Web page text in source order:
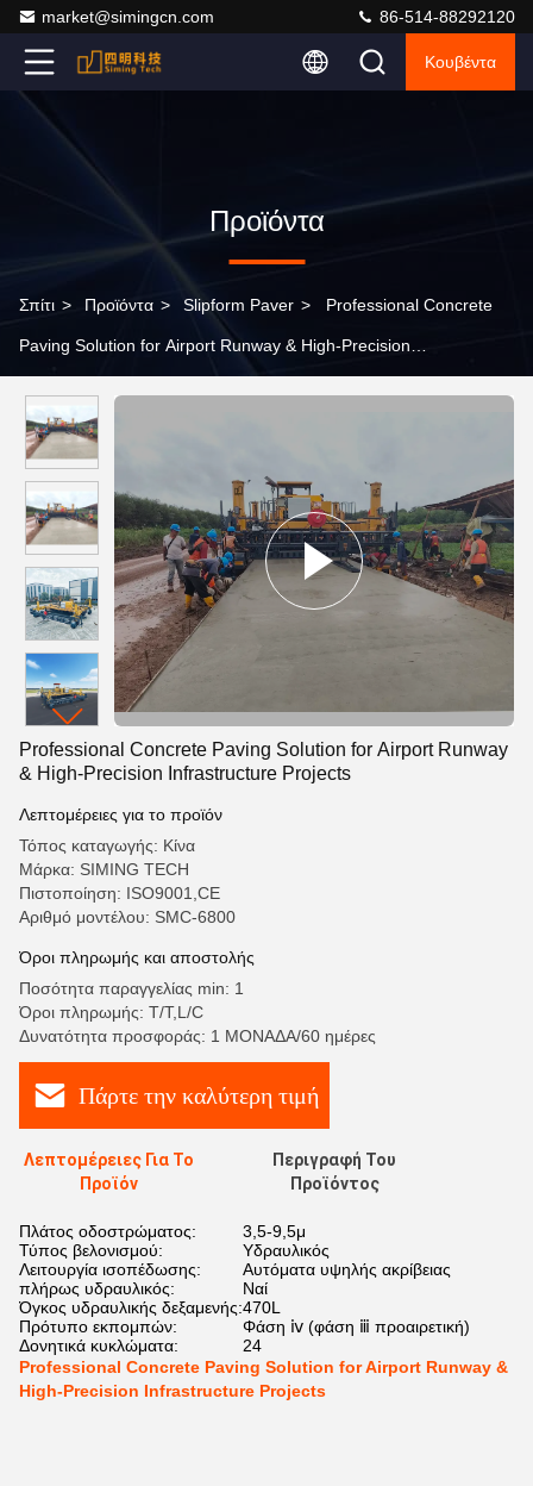
market@simingcn.com 86-514-88292120
Κουβέντα
Προϊόντα
Σπίτι > Προϊόντα > Slipform Paver > Professional Concrete
Paving Solution for Airport Runway & High-Precision
Professional Concrete Paving Solution for Airport Runway
& High-Precision Infrastructure Projects
Λεπτομέρειες για το προϊόν
Τόπος καταγωγής: Κίνα
Μάρκα: SIMING TECH
Πιστοποίηση: ISO9001,CE
Αριθμό μοντέλου: SMC-6800
Όροι πληρωμής και αποστολής
Ποσότητα παραγγελίας min: 1
Όροι πληρωμής: T/T,L/C
Δυνατότητα προσφοράς: 1 ΜΟΝΑΔΑ/60 ημέρες
Πάρτε την καλύτερη τιμή
Λεπτομέρειες Για Το
Προϊόν
Περιγραφή Του
Προϊόντος
Πλάτος οδοστρώματος:
3,5-9,5μ
Τύπος βελονισμού:
Υδραυλικός
Λειτουργία ισοπέδωσης:
Αυτόματα υψηλής ακρίβειας
πλήρως υδραυλικός:
Ναί
Όγκος υδραυλικής δεξαμενής:470L
Πρότυπο εκπομπών:
Φάση ⅳ (φάση ⅲ προαιρετική)
Δονητικά κυκλώματα:
24
Professional Concrete Paving Solution for Airport Runway &
High-Precision Infrastructure Projects